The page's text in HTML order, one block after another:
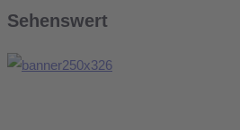
Sehenswert